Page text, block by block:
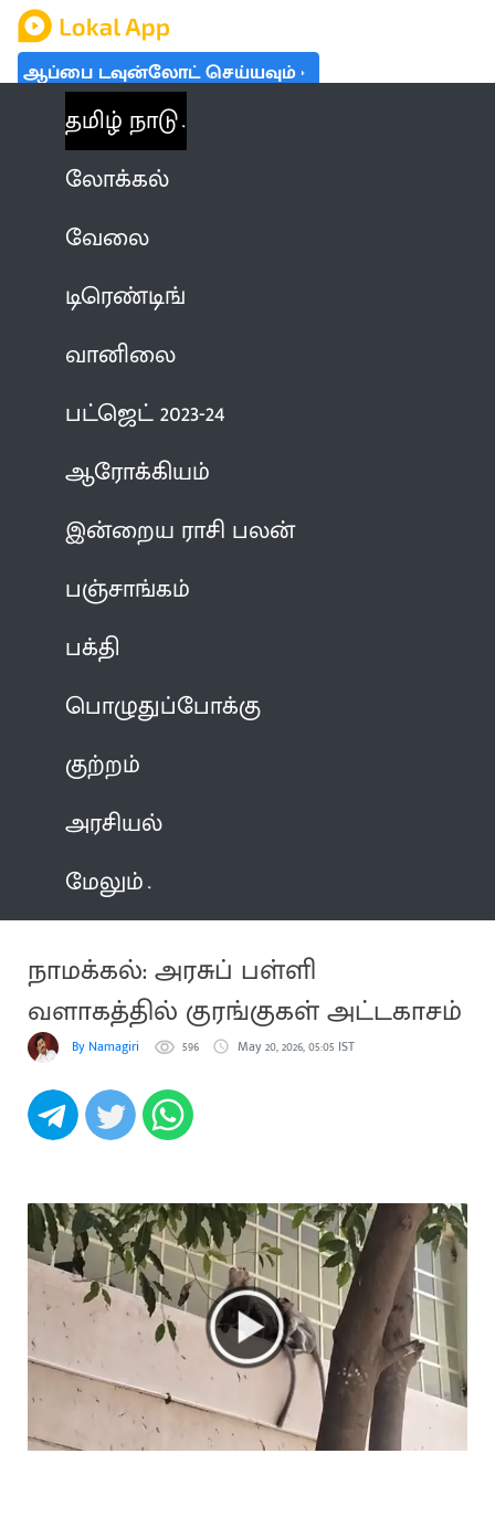
ஆப்பை டவுன்லோட் செய்யவும்
தமிழ் நாடு
லோக்கல்
வேலை
டிரெண்டிங்
வானிலை
பட்ஜெட் 2023-24
ஆரோக்கியம்
இன்றைய ராசி பலன்
பஞ்சாங்கம்
பக்தி
பொழுதுப்போக்கு
குற்றம்
அரசியல்
மேலும்
நாமக்கல்: அரசுப் பள்ளி
வளாகத்தில் குரங்குகள் அட்டகாசம்
By Namagiri 596 May 20, 2026, 05:05 IST